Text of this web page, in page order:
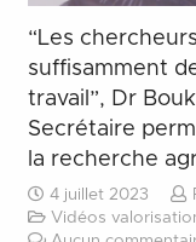
“Les
suffisamment
travail”, Dr
Secrétaire
la recherche
4 juillet 2023
Vidéos